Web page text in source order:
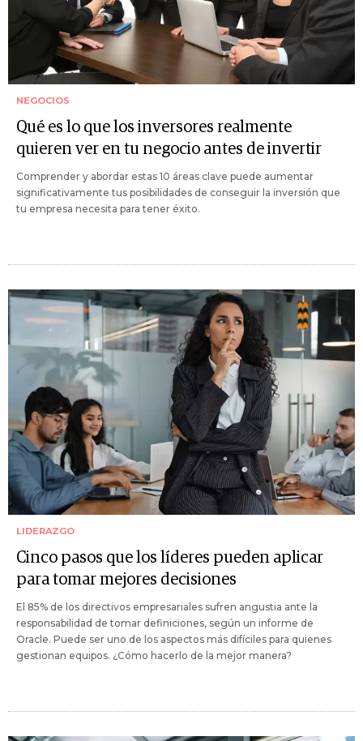
NEGOCIOS
Qué es lo que los inversores realmente
quieren ver en tu negocio antes de invertir
Comprender y abordar estas 10 áreas clave puede aumentar
significativamente tus posibilidades de conseguir la inversión que
tu empresa necesita para tener éxito.
LIDERAZGO
Cinco pasos que los líderes pueden aplicar
para tomar mejores decisiones
El 85% de los directivos empresariales sufren angustia ante la
responsabilidad de tomar definiciones, según un informe de
Oracle. Puede ser uno de los aspectos más difíciles para quienes
gestionan equipos. ¿Cómo hacerlo de la mejor manera?